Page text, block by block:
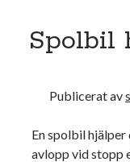
Spolbil
Publicerat av
En spolbil
avlopp vid stopp